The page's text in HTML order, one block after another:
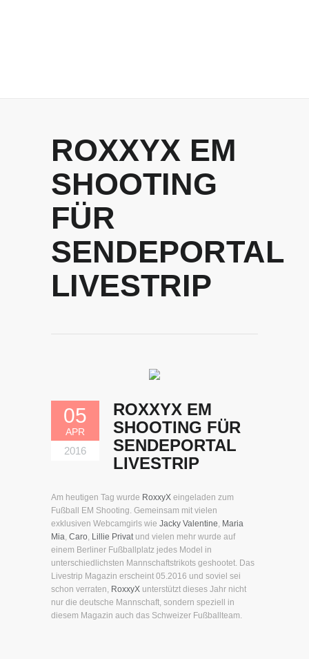
ROXXYX EM
SHOOTING
FÜR
SENDEPORTAL
LIVESTRIP
05
APR
2016
ROXXYX EM
SHOOTING FÜR
SENDEPORTAL
LIVESTRIP
Am heutigen Tag wurde RoxxyX eingeladen zum
Fußball EM Shooting. Gemeinsam mit vielen
exklusiven Webcamgirls wie Jacky Valentine, Maria
Mia, Caro, Lillie Privatund vielen mehr wurde auf
einem Berliner Fußballplatz jedes Model in
unterschiedlichsten Mannschaftstrikots geshootet. Das
Livestrip Magazin erscheint 05.2016 und soviel sei
schon verraten, RoxxyX unterstützt dieses Jahr nicht
nur die deutsche Mannschaft, sondern speziell in
diesem Magazin auch das Schweizer Fußballteam.